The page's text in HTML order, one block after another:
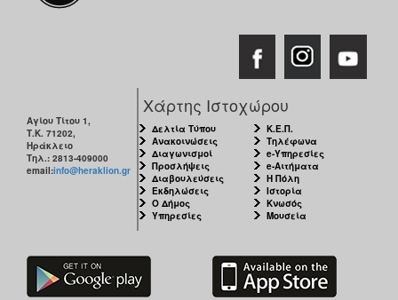
ΑΝΘΕΚΤΙΚΗ
ΠΟΛΗ
Αγίου Τίτου 1,
Τ.Κ. 71202,
Ηράκλειο
Τηλ.: 2813-409000
email:info@heraklion.gr
Χάρτης Ιστοχώρου
Δελτία Τύπου
Ανακοινώσεις
Διαγωνισμοί
Προσλήψεις
Διαβουλεύσεις
Εκδηλώσεις
Ο Δήμος
Υπηρεσίες
Κ.Ε.Π.
Τηλέφωνα
e-Υπηρεσίες
e-Αιτήματα
Η Πόλη
Ιστορία
Κνωσός
Μουσεία